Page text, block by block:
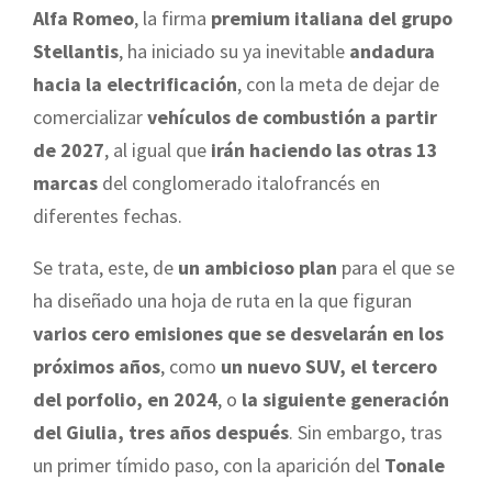
Alfa Romeo, la firma premium italiana del grupo
Stellantis, ha iniciado su ya inevitable andadura
hacia la electrificación, con la meta de dejar de
comercializarvehículos de combustión a partir
de 2027, al igual que irán haciendo las otras 13
marcas del conglomerado italofrancés en
diferentes fechas.
Se trata, este, de un ambicioso plan para el que se
ha diseñado una hoja de ruta en la que figuran
varios cero emisiones que se desvelarán en los
próximos años, como un nuevo SUV, el tercero
del porfolio, en 2024, o la siguiente generación
del Giulia, tres años después. Sin embargo, tras
un primer tímido paso, con la aparición del Tonale